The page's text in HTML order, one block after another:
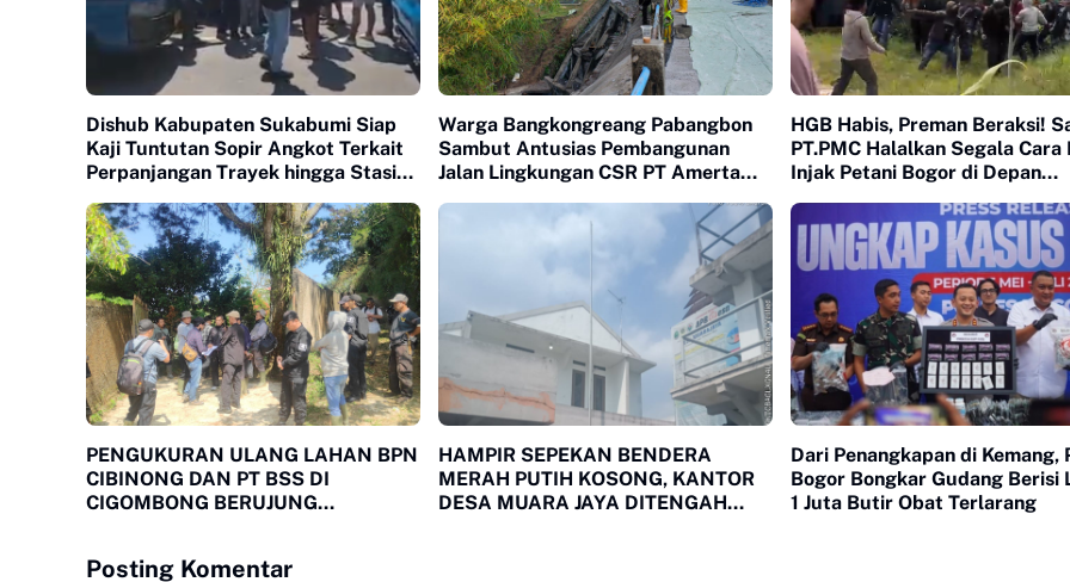
Dishub Kabupaten Sukabumi Siap
Kaji Tuntutan Sopir Angkot Terkait
Perpanjangan Trayek hingga Stasiun
Warga Bangkongreang Pabangbon
Sambut Antusias Pembangunan
Jalan Lingkungan CSR PT Amerta
HGB Habis, Preman Beraksi!
PT.PMC Halalkan Segala Cara
Injak Petani Bogor di Depan
PENGUKURAN ULANG LAHAN BPN
CIBINONG DAN PT BSS DI
CIGOMBONG BERUJUNG
HAMPIR SEPEKAN BENDERA
MERAH PUTIH KOSONG, KANTOR
DESA MUARA JAYA DITENGAH
Dari Penangkapan di Kemang,
Bogor Bongkar Gudang Berisi
1 Juta Butir Obat Terlarang
Posting Komentar